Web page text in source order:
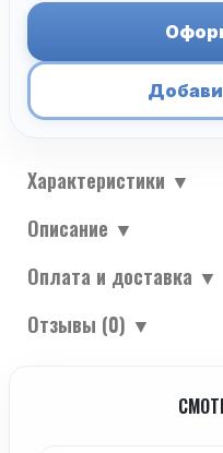
Характеристики ▼
Описание ▼
Оплата и доставка ▼
Отзывы (0) ▼